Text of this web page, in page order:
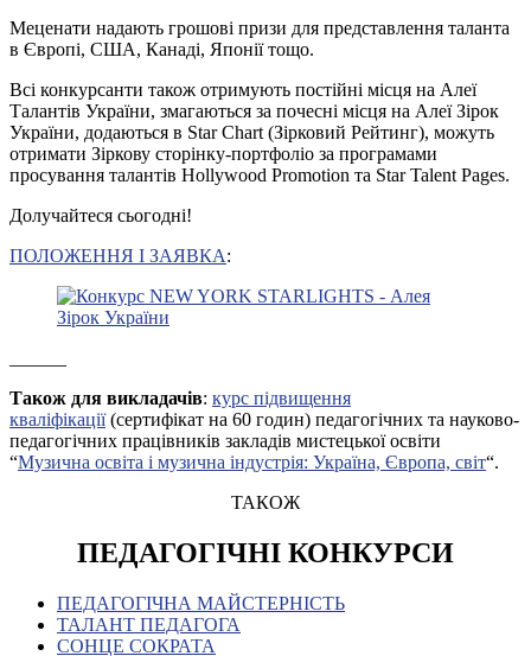
Меценати надають грошові призи для представлення таланта
в Європі, США, Канаді, Японії тощо.
Всі конкурсанти також отримують постійні місця на Алеї
Талантів України, змагаються за почесні місця на Алеї Зірок
України, додаються в Star Chart (Зірковий Рейтинг), можуть
отримати Зіркову сторінку-портфоліо за програмами
просування талантів Hollywood Promotion та Star Talent Pages.
Долучайтеся сьогодні!
ПОЛОЖЕННЯ І ЗАЯВКА:
Також для викладачів: курс підвищення
кваліфікації(сертифікат на 60 годин) педагогічних та науково-
педагогічних працівників закладів мистецької освіти
“Музична освіта і музична індустрія: Україна, Європа, світ“.
ТАКОЖ
ПЕДАГОГІЧНІ КОНКУРСИ
ПЕДАГОГІЧНА МАЙСТЕРНІСТЬ
ТАЛАНТ ПЕДАГОГА
СОНЦЕ СОКРАТА